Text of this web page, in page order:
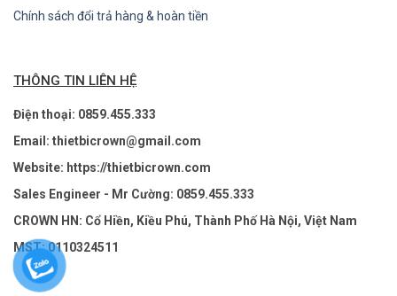
Chính sách đổi trả hàng & hoàn tiền
THÔNG TIN LIÊN HỆ
Điện thoại: 0859.455.333
Email: thietbicrown@gmail.com
Website: https://thietbicrown.com
Sales Engineer - Mr Cường: 0859.455.333
CROWN HN: Cổ Hiền, Kiều Phú, Thành Phố Hà Nội, Việt Nam
MST: 0110324511